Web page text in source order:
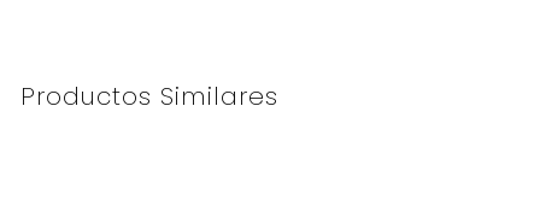
Productos Similares